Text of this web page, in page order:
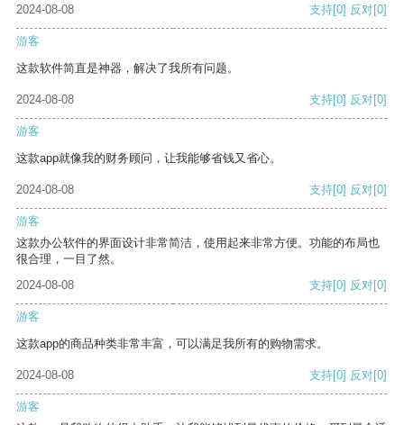
2024-08-08 支持[0] 反对[0]
游客
这款软件简直是神器，解决了我所有问题。
2024-08-08 支持[0] 反对[0]
游客
这款app就像我的财务顾问，让我能够省钱又省心。
2024-08-08 支持[0] 反对[0]
游客
这款办公软件的界面设计非常简洁，使用起来非常方便。功能的布局也
很合理，一目了然。
2024-08-08
支持[0] 反对[0]
游客
这款app的商品种类非常丰富，可以满足我所有的购物需求。
2024-08-08 支持[0] 反对[0]
游客